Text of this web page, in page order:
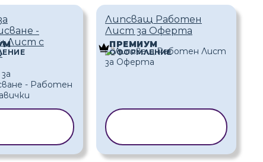
-
Лист с
Липсващ Работен
Лист за Оферта
ПРЕМИУМ
ОФОРМЛЕНИЕ